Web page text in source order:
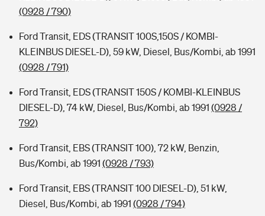
(0928 / 790)
Ford Transit, EDS (TRANSIT 100S,150S / KOMBI-
KLEINBUS DIESEL-D), 59 kW, Diesel, Bus/Kombi, ab 1991
(0928 / 791)
Ford Transit, EDS (TRANSIT 150S / KOMBI-KLEINBUS
DIESEL-D), 74 kW, Diesel, Bus/Kombi, ab 1991 (0928 /
792)
Ford Transit, EBS (TRANSIT 100), 72 kW, Benzin,
Bus/Kombi, ab 1991 (0928 / 793)
Ford Transit, EBS (TRANSIT 100 DIESEL-D), 51 kW,
Diesel, Bus/Kombi, ab 1991 (0928 / 794)